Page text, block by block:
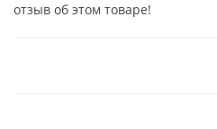
отзыв об этом товаре!